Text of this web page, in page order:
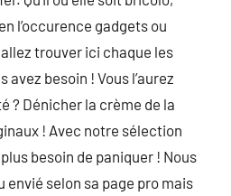
l’occurence gadgets ou
trouver ici chaque les
avez besoin ! Vous l’aurez
? Dénicher la crème de la
! Avec notre sélection
besoin de paniquer ! Nous
envié selon sa page pro mais